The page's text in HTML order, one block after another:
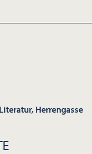
Herrengasse